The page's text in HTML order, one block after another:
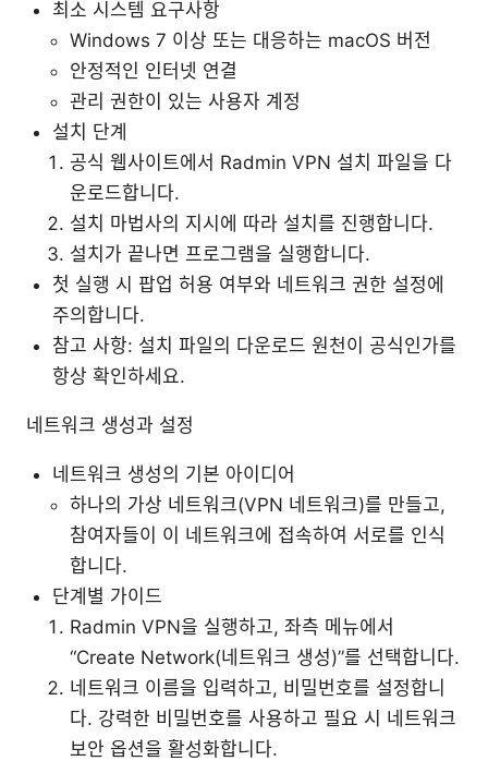
최소 시스템 요구사항
Windows 7 이상 또는 대응하는 macOS 버전
안정적인 인터넷 연결
관리 권한이 있는 사용자 계정
설치 단계
공식 웹사이트에서 Radmin VPN 설치 파일을 다
운로드합니다.
설치 마법사의 지시에 따라 설치를 진행합니다.
설치가 끝나면 프로그램을 실행합니다.
첫 실행 시 팝업 허용 여부와 네트워크 권한 설정에
주의합니다.
참고 사항: 설치 파일의 다운로드 원천이 공식인가를
항상 확인하세요.
네트워크 생성과 설정
네트워크 생성의 기본 아이디어
하나의 가상 네트워크(VPN 네트워크)를 만들고,
참여자들이 이 네트워크에 접속하여 서로를 인식
합니다.
단계별 가이드
Radmin VPN을 실행하고, 좌측 메뉴에서
“Create Network(네트워크 생성)”를 선택합니다.
네트워크 이름을 입력하고, 비밀번호를 설정합니
다. 강력한 비밀번호를 사용하고 필요 시 네트워크
보안 옵션을 활성화합니다.